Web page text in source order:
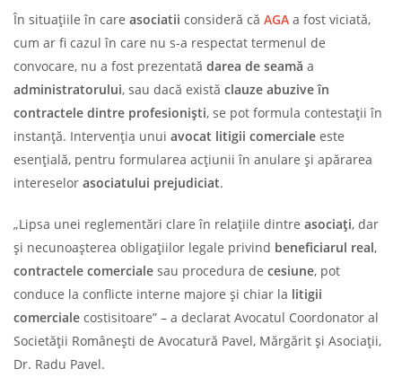
În situațiile în care asociatii consideră că AGA a fost viciată,
cum ar fi cazul în care nu s-a respectat termenul de
convocare, nu a fost prezentată darea de seamă a
administratorului, sau dacă există clauze abuzive în
contractele dintre profesioniști, se pot formula contestații în
instanță. Intervenția unui avocat litigii comerciale este
esențială, pentru formularea acțiunii în anulare și apărarea
intereselor asociatului prejudiciat.
„Lipsa unei reglementări clare în relațiile dintre asociați, dar
și necunoașterea obligațiilor legale privind beneficiarul real,
contractele comerciale sau procedura de cesiune, pot
conduce la conflicte interne majore și chiar la litigii
comerciale costisitoare” – a declarat Avocatul Coordonator al
Societății Românești de Avocatură Pavel, Mărgărit și Asociații,
Dr. Radu Pavel.